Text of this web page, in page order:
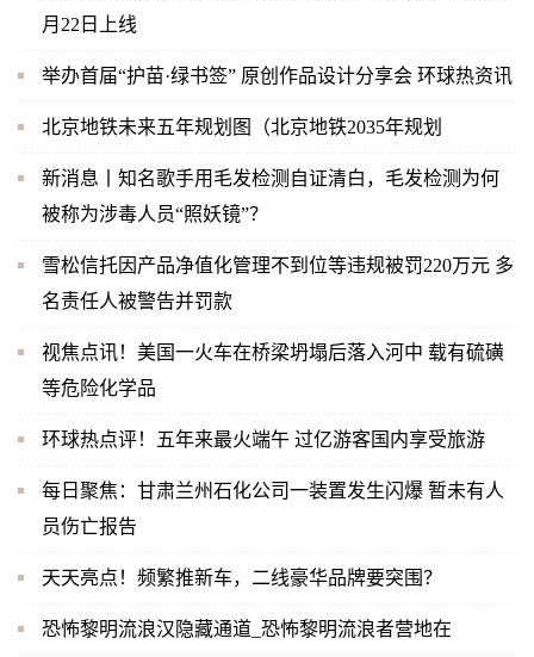
月22日上线
举办首届“护苗·绿书签” 原创作品设计分享会 环球热资讯
北京地铁未来五年规划图（北京地铁2035年规划
新消息丨知名歌手用毛发检测自证清白，毛发检测为何
被称为涉毒人员“照妖镜”？
雪松信托因产品净值化管理不到位等违规被罚220万元 多
名责任人被警告并罚款
视焦点讯！美国一火车在桥梁坍塌后落入河中 载有硫磺
等危险化学品
环球热点评！五年来最火端午 过亿游客国内享受旅游
每日聚焦：甘肃兰州石化公司一装置发生闪爆 暂未有人
员伤亡报告
天天亮点！频繁推新车，二线豪华品牌要突围？
恐怖黎明流浪汉隐藏通道_恐怖黎明流浪者营地在